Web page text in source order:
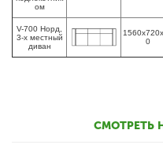
ом
V-700 Норд,
3-х местный
диван
0
СМОТРЕТЬ